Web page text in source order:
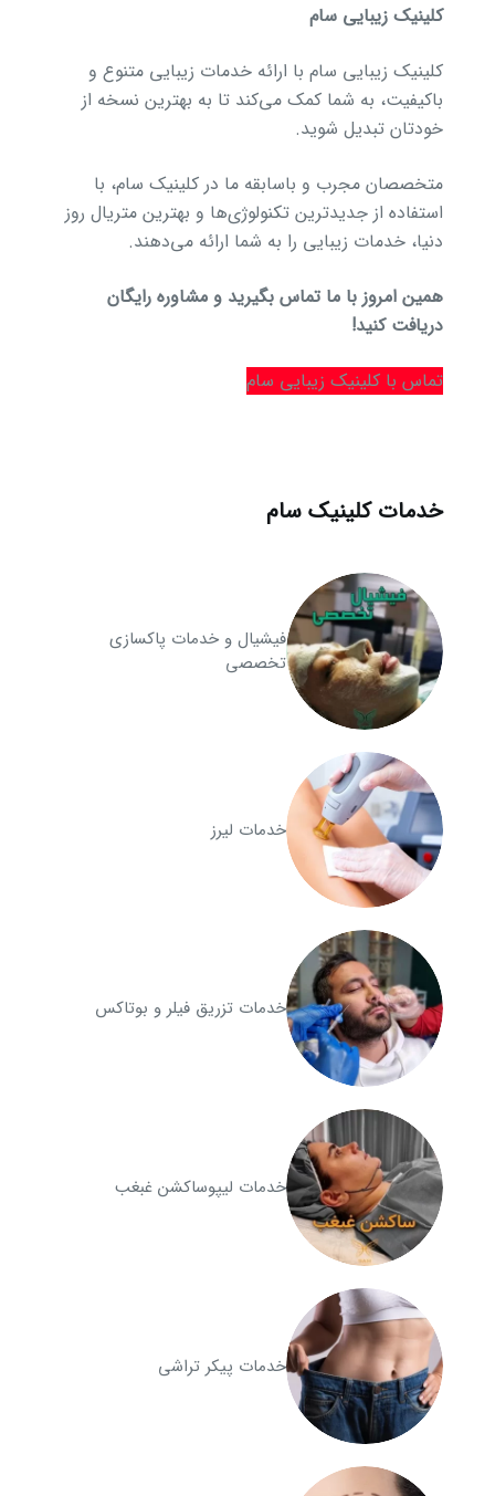
کلینیک زیبایی سام
کلینیک زیبایی سام با ارائه خدمات زیبایی متنوع و
باکیفیت، به شما کمک می‌کند تا به بهترین نسخه از
خودتان تبدیل شوید.
متخصصان مجرب و باسابقه ما در کلینیک سام، با
استفاده از جدیدترین تکنولوژی‌ها و بهترین متریال روز
دنیا، خدمات زیبایی را به شما ارائه می‌دهند.
همین امروز با ما تماس بگیرید و مشاوره رایگان
دریافت کنید!
تماس با کلینیک زیبایی سام
خدمات کلینیک سام
فیشیال و خدمات پاکسازی
تخصصی
خدمات لیرز
خدمات تزریق فیلر و بوتاکس
خدمات لیپوساکشن غبغب
خدمات پیکر تراشی